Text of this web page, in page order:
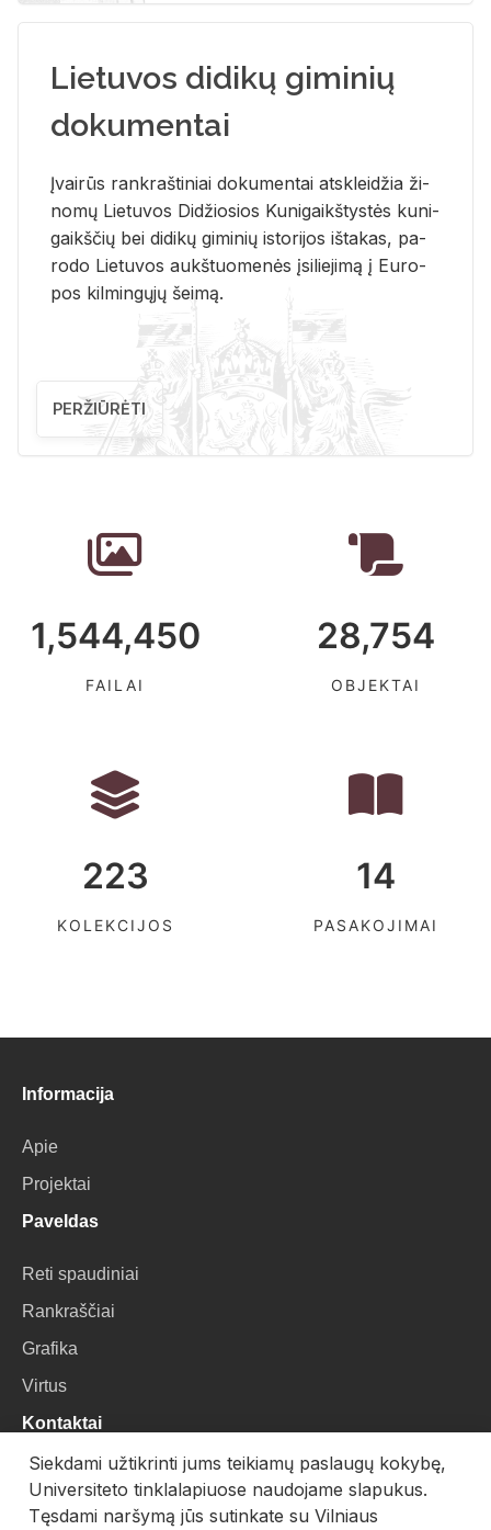
Lietuvos didikų giminių
dokumentai
Įvai­rūs rank­raš­ti­niai do­ku­men­tai at­sklei­džia ži­
no­mų Lie­tu­vos Di­džio­sios Ku­ni­gaikš­tys­tės ku­ni­
gaikš­čių bei di­di­kų gi­mi­nių is­to­ri­jos iš­ta­kas, pa­
ro­do Lie­tu­vos aukš­tuo­me­nės įsi­lie­ji­mą į Eu­ro­
pos kil­min­gų­jų šei­mą.
PERŽIŪRĖTI
1,544,450
FAILAI
28,754
OBJEKTAI
223
KOLEKCIJOS
14
PASAKOJIMAI
Informacija
Apie
Projektai
Paveldas
Reti spaudiniai
Rankraščiai
Grafika
Virtus
Kontaktai
VU Biblioteka
Universiteto g. 3, LT-01122, Vilnius
Siekdami užtikrinti jums teikiamų paslaugų kokybę,
Universiteto tinklalapiuose naudojame slapukus.
Tęsdami naršymą jūs sutinkate su Vilniaus